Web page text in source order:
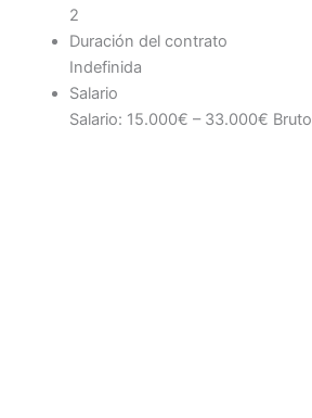
2
Duración del contrato
Indefinida
Salario
Salario: 15.000€ – 33.000€